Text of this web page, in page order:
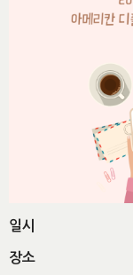
일시
장소